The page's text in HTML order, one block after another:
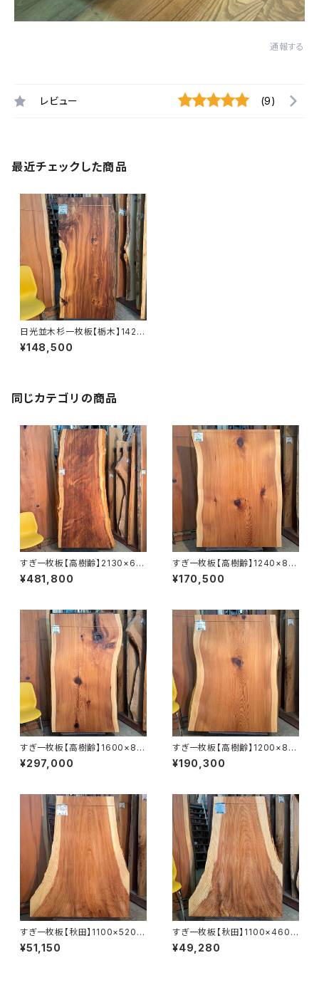
通報する
レビュー (9)
最近チェックした商品
日光並木杉一枚板【栃木】1420
×580~660×36㎜【オイル塗装
仕上げ済み】
¥148,500
同じカテゴリの商品
すぎ一枚板【高樹齢】2130×68
0~1020×65㎜【オイル塗装 仕
上げ済み】
¥481,800
すぎ一枚板【高樹齢】1240×88
0~920×55㎜【オイル塗装 仕上
げ済み】
¥170,500
すぎ一枚板【高樹齢】1600×88
0~950×56㎜【オイル塗装 仕
上げ済み】
¥297,000
すぎ一枚板【高樹齢】1200×810
~920×55㎜【オイル塗装 仕上
げ済み】
¥190,300
すぎ一枚板【秋田】1100×520~
900×40㎜【オイル塗装 仕上げ
済み】
¥51,150
すぎ一枚板【秋田】1100×460~
850×37㎜【オイル塗装 仕上げ
済み】
¥49,280